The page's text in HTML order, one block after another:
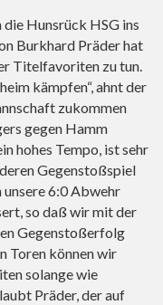
Hunsrück HSG ins
Burkhard Präder hat
Titelfavoriten zu tun.
kämpfen“, ahnt der
zukommen
gegen Hamm
hohes Tempo, ist sehr
Gegenstoßspiel
unsere 6:0 Abwehr
so daß wir mit der
Gegenstoßerfolg
Toren können wir
solange wie
Präder, der auf